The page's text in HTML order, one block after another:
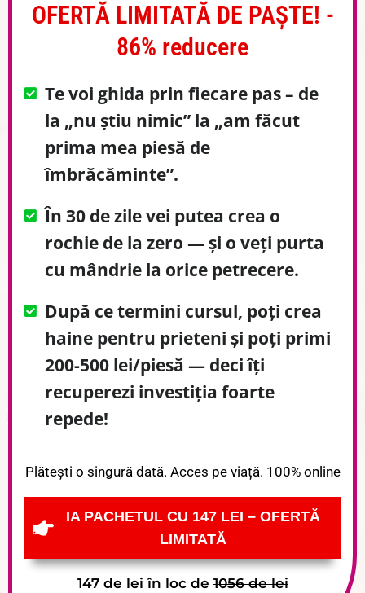
OFERTĂ LIMITATĂ DE PAȘTE! -
86% reducere
Te voi ghida prin fiecare pas – de
la „nu știu nimic” la „am făcut
prima mea piesă de
îmbrăcăminte”.
În 30 de zile vei putea crea o
rochie de la zero — și o veți purta
cu mândrie la orice petrecere.
După ce termini cursul, poți crea
haine pentru prieteni și poți primi
200-500 lei/piesă — deci îți
recuperezi investiția foarte
repede!
Plătești o singură dată. Acces pe viață. 100% online
IA PACHETUL CU 147 LEI – OFERTĂ
LIMITATĂ
147 de lei în loc de1056 de lei